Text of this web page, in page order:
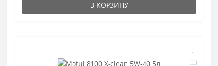
В КОРЗИНУ